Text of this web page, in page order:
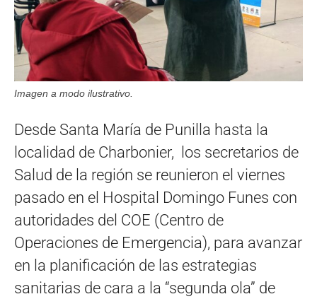
Imagen a modo ilustrativo.
Desde Santa María de Punilla hasta la
localidad de Charbonier, los secretarios de
Salud de la región se reunieron el viernes
pasado en el Hospital Domingo Funes con
autoridades del COE (Centro de
Operaciones de Emergencia), para avanzar
en la planificación de las estrategias
sanitarias de cara a la “segunda ola” de